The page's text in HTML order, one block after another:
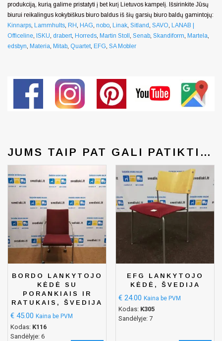
produkciją, kurią galime pristatyti į bet kurį Lietuvos kampelį. Išsirinkite Jūsų
biurui reikalingus kokybiškus biuro baldus iš šių garsių biuro baldų gamintojų:
Kinnarps, Lammhults, RH, HAG, nobo, Linak, Sitland, SAVO, LANAB |
Officeline, ISKU, drabert, Horreds, Martin Stoll, Senab, Skandiform, Martela,
edsbyn, Materia, Mitab, Quartet, EFG, SA Mobler
JUMS TAIP PAT GALI PATIKTI…
BORDO LANKYTOJO
KĖDĖ SU
PORANKIAIS IR
RATUKAIS, ŠVEDIJA
€ 45.00 Kaina be PVM
Kodas: K116
Sandėlyje: 6
EFG LANKYTOJO
KĖDĖ, ŠVEDIJA
€ 24.00 Kaina be PVM
Kodas: K305
Sandėlyje: 7